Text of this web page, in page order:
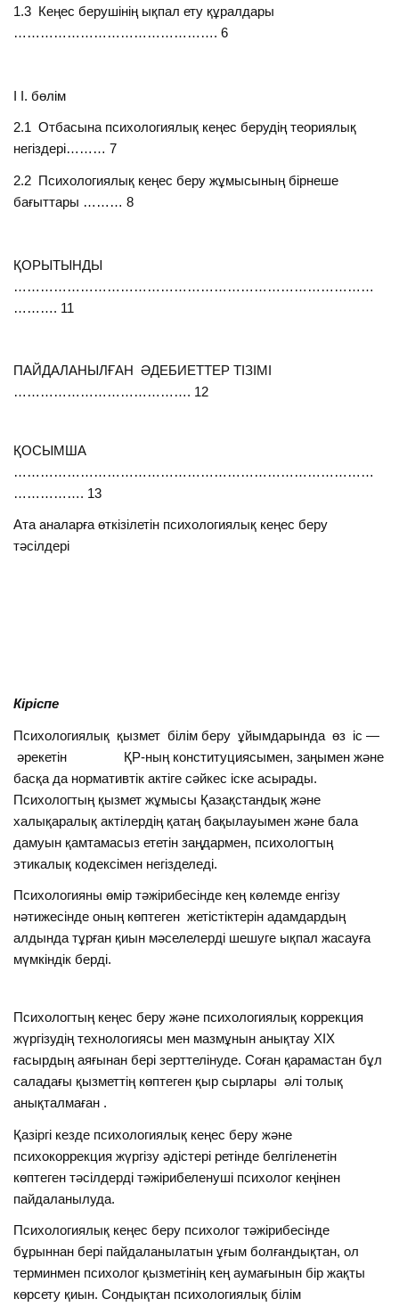
1.3 Кеңес берушінің ықпал ету құралдары
………………………………………. 6
І І. бөлім
2.1 Отбасына психологиялық кеңес берудің теориялық
негіздері……… 7
2.2 Психологиялық кеңес беру жұмысының бірнеше
бағыттары ……… 8
ҚОРЫТЫНДЫ
………………………………………………………………………
………. 11
ПАЙДАЛАНЫЛҒАН ӘДЕБИЕТТЕР ТІЗІМІ
…………………………………. 12
ҚОСЫМША
………………………………………………………………………
……………. 13
Ата аналарға өткізілетін психологиялық кеңес беру
тәсілдері
Кіріспе
Психологиялық қызмет білім беру ұйымдарында өз іс —
әрекетін ҚР-ның конституциясымен, заңымен және
басқа да нормативтік актіге сәйкес іске асырады.
Психологтың қызмет жұмысы Қазақстандық және
халықаралық актілердің қатаң бақылауымен және бала
дамуын қамтамасыз ететін заңдармен, психологтың
этикалық кодексімен негізделеді.
Психологияны өмір тәжірибесінде кең көлемде енгізу
нәтижесінде оның көптеген жетістіктерін адамдардың
алдында тұрған қиын мәселелерді шешуге ықпал жасауға
мүмкіндік берді.
Психологтың кеңес беру және психологиялық коррекция
жүргізудің технологиясы мен мазмұнын анықтау XIX
ғасырдың аяғынан бері зерттелінуде. Соған қарамастан бұл
саладағы қызметтің көптеген қыр сырлары әлі толық
анықталмаған .
Қазіргі кезде психологиялық кеңес беру және
психокоррекция жүргізу әдістері ретінде белгіленетін
көптеген тәсілдерді тәжірибеленуші психолог кеңінен
пайдаланылуда.
Психологиялық кеңес беру психолог тәжірибесінде
бұрыннан бері пайдаланылатын ұғым болғандықтан, ол
терминмен психолог қызметінің кең аумағынын бір жақты
көрсету қиын. Сондықтан психологиялық білім